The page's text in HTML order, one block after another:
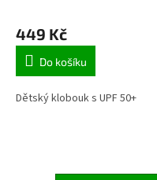
449 Kč
Do košíku
Dětský klobouk s UPF 50+